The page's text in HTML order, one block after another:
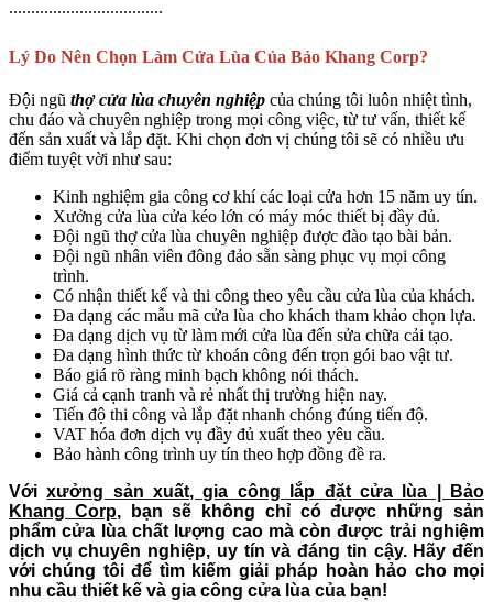
...................................
Lý Do Nên Chọn Làm Cửa Lùa Của Bảo Khang Corp?
Đội ngũ thợ cửa lùa chuyên nghiệp của chúng tôi luôn nhiệt tình,
chu đáo và chuyên nghiệp trong mọi công việc, từ tư vấn, thiết kế
đến sản xuất và lắp đặt. Khi chọn đơn vị chúng tôi sẽ có nhiều ưu
điểm tuyệt vời như sau:
Kinh nghiệm gia công cơ khí các loại cửa hơn 15 năm uy tín.
Xưởng cửa lùa cửa kéo lớn có máy móc thiết bị đầy đủ.
Đội ngũ thợ cửa lùa chuyên nghiệp được đào tạo bài bản.
Đội ngũ nhân viên đông đảo sẵn sàng phục vụ mọi công
trình.
Có nhận thiết kế và thi công theo yêu cầu cửa lùa của khách.
Đa dạng các mẫu mã cửa lùa cho khách tham khảo chọn lựa.
Đa dạng dịch vụ từ làm mới cửa lùa đến sửa chữa cải tạo.
Đa dạng hình thức từ khoán công đến trọn gói bao vật tư.
Báo giá rõ ràng minh bạch không nói thách.
Giá cả cạnh tranh và rẻ nhất thị trường hiện nay.
Tiến độ thi công và lắp đặt nhanh chóng đúng tiến độ.
VAT hóa đơn dịch vụ đầy đủ xuất theo yêu cầu.
Bảo hành công trình uy tín theo hợp đồng đề ra.
Vớixưởng sản xuất, gia công lắp đặt cửa lùa | Bảo
Khang Corp, bạn sẽ không chỉ có được những sản
phẩm cửa lùa chất lượng cao mà còn được trải nghiệm
dịch vụ chuyên nghiệp, uy tín và đáng tin cậy. Hãy đến
với chúng tôi để tìm kiếm giải pháp hoàn hảo cho mọi
nhu cầu thiết kế và gia công cửa lùa của bạn!